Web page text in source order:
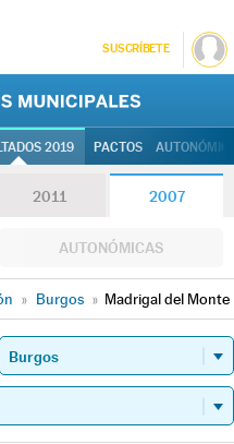
SUSCRÍBETE
2019 PACTOS
2011 2007
AUTONÓMICAS
» Burgos » Madrigal del Monte